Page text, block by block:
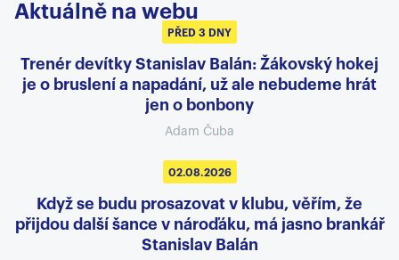
Aktuálně na webu
PŘED 3 DNY
Trenér devítky Stanislav Balán: Žákovský hokej
je o bruslení a napadání, už ale nebudeme hrát
jen o bonbony
Adam Čuba
02.08.2026
Když se budu prosazovat v klubu, věřím, že
přijdou další šance v nároďáku, má jasno brankář
Stanislav Balán